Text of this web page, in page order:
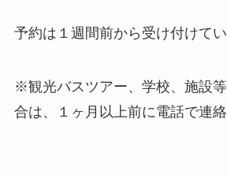
予約は１週間前から受け付けてい
※観光バスツアー、学校、施設
合は、１ヶ月以上前に電話で連絡